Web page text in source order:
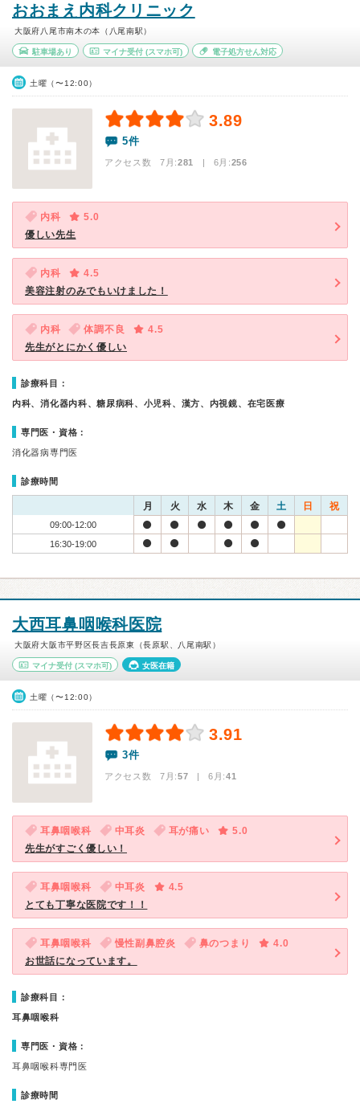
おおまえ内科クリニック
大阪府八尾市南木の本（八尾南駅）
駐車場あり マイナ受付(スマホ可) 電子処方せん対応
土曜（〜12:00）
3.89
5件
アクセス数 7月:281 | 6月:256
内科
5.0
優しい先生
内科
4.5
美容注射のみでもいけました！
内科 体調不良
4.5
先生がとにかく優しい
診療科目：
内科、消化器内科、糖尿病科、小児科、漢方、内視鏡、在宅医療
専門医・資格：
消化器病専門医
診療時間
月 火 水 木 金 土 日 祝
09:00-12:00
16:30-19:00
大西耳鼻咽喉科医院
大阪府大阪市平野区長吉長原東（長原駅、八尾南駅）
マイナ受付 (スマホ可) 女医在籍
土曜（〜12:00）
3.91
3件
アクセス数 7月:57 | 6月:41
耳鼻咽喉科 中耳炎 耳が痛い
5.0
先生がすごく優しい！
耳鼻咽喉科 中耳炎
4.5
とても丁寧な医院です！！
耳鼻咽喉科 慢性副鼻腔炎 鼻のつまり
4.0
お世話になっています。
診療科目：
耳鼻咽喉科
専門医・資格：
耳鼻咽喉科専門医
診療時間